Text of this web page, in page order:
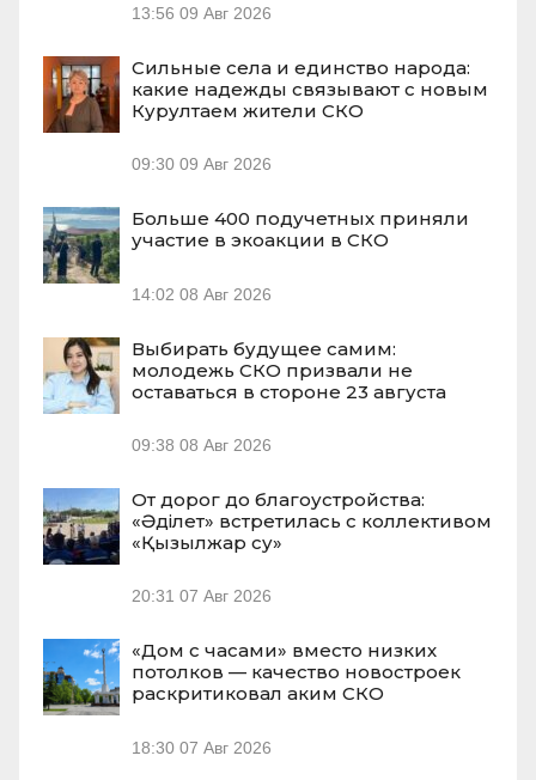
13:56 09 Авг 2026
Сильные села и единство народа:
какие надежды связывают с новым
Курултаем жители СКО
09:30 09 Авг 2026
Больше 400 подучетных приняли
участие в экоакции в СКО
14:02 08 Авг 2026
Выбирать будущее самим:
молодежь СКО призвали не
оставаться в стороне 23 августа
09:38 08 Авг 2026
От дорог до благоустройства:
«Әділет» встретилась с коллективом
«Қызылжар су»
20:31 07 Авг 2026
«Дом с часами» вместо низких
потолков — качество новостроек
раскритиковал аким СКО
18:30 07 Авг 2026